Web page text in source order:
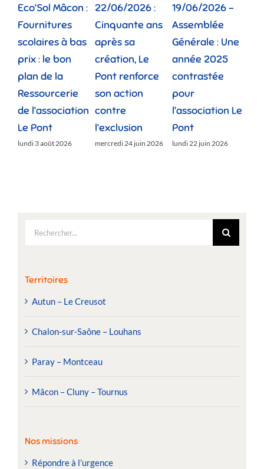
Eco’Sol Mâcon :
Fournitures
scolaires à bas
prix : le bon
plan de la
Ressourcerie
de l’association
Le Pont
lundi 3 août 2026
22/06/2026 :
Cinquante ans
après sa
création, Le
Pont renforce
son action
contre
l’exclusion
mercredi 24 juin 2026
19/06/2026 –
Assemblée
Générale : Une
année 2025
contrastée
pour
l’association Le
Pont
lundi 22 juin 2026
Rechercher:
Territoires
Autun – Le Creusot
Chalon-sur-Saône – Louhans
Paray – Montceau
Mâcon – Cluny – Tournus
Nos missions
Répondre à l’urgence